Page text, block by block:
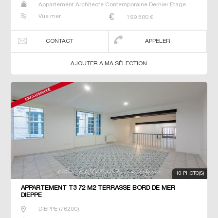
Appartement Architecte Contemporaine Dernier Etage
Villa
Vue mer 199 500 €
CONTACT APPELER
AJOUTER A MA SÉLECTION
10 PHOTO(S)
APPARTEMENT T3 72 M2 TERRASSE BORD DE MER
DIEPPE
DIEPPE(76200)